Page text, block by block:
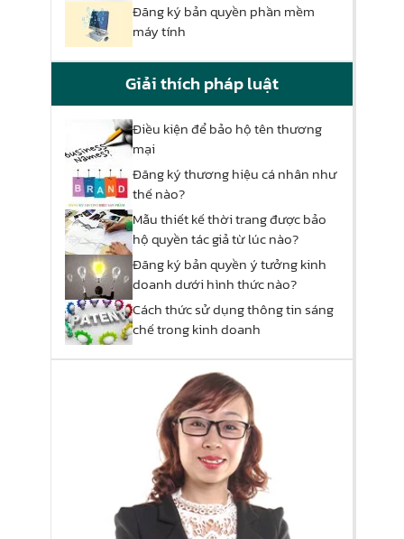
Đăng ký bản quyền phần mềm
máy tính
Giải thích pháp luật
Điều kiện để bảo hộ tên thương
mại
Đăng ký thương hiệu cá nhân như
thế nào?
Mẫu thiết kế thời trang được bảo
hộ quyền tác giả từ lúc nào?
Đăng ký bản quyền ý tưởng kinh
doanh dưới hình thức nào?
Cách thức sử dụng thông tin sáng
chế trong kinh doanh